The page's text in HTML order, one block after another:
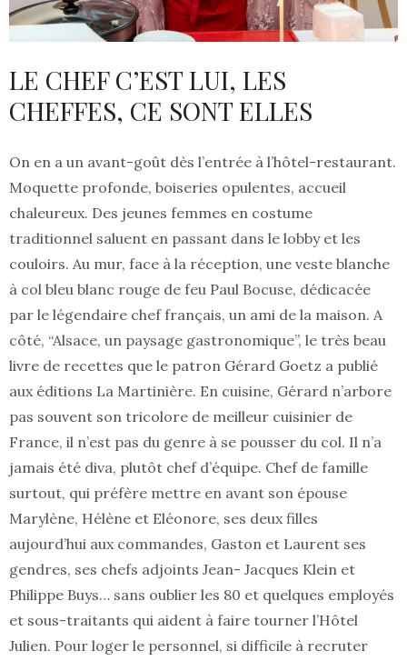
LE CHEF C’EST LUI, LES
CHEFFES, CE SONT ELLES
On en a un avant-goût dès l’entrée à l’hôtel-restaurant.
Moquette profonde, boiseries opulentes, accueil
chaleureux. Des jeunes femmes en costume
traditionnel saluent en passant dans le lobby et les
couloirs. Au mur, face à la réception, une veste blanche
à col bleu blanc rouge de feu Paul Bocuse, dédicacée
par le légendaire chef français, un ami de la maison. A
côté, “Alsace, un paysage gastronomique”, le très beau
livre de recettes que le patron Gérard Goetz a publié
aux éditions La Martinière. En cuisine, Gérard n’arbore
pas souvent son tricolore de meilleur cuisinier de
France, il n’est pas du genre à se pousser du col. Il n’a
jamais été diva, plutôt chef d’équipe. Chef de famille
surtout, qui préfère mettre en avant son épouse
Marylène, Hélène et Eléonore, ses deux filles
aujourd’hui aux commandes, Gaston et Laurent ses
gendres, ses chefs adjoints Jean- Jacques Klein et
Philippe Buys… sans oublier les 80 et quelques employés
et sous-traitants qui aident à faire tourner l’Hôtel
Julien. Pour loger le personnel, si difficile à recruter